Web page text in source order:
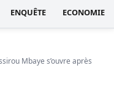
ENQUÊTE ECONOMIE
Mbaye s’ouvre après